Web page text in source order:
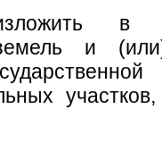
в
и